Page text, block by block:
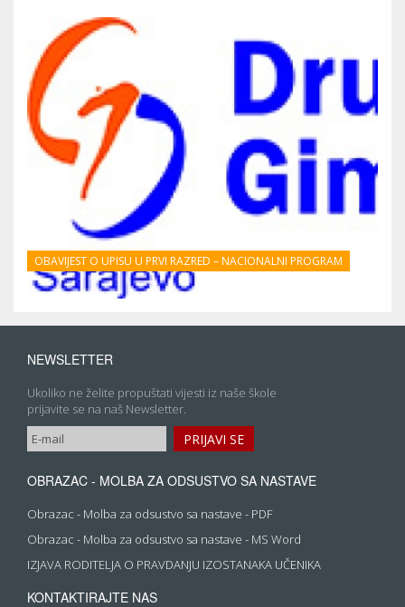
OBAVIJEST O UPISU U PRVI RAZRED – NACIONALNI PROGRAM
NEWSLETTER
Ukoliko ne želite propuštati vijesti iz naše škole
prijavite se na naš Newsletter.
OBRAZAC - MOLBA ZA ODSUSTVO SA NASTAVE
Obrazac - Molba za odsustvo sa nastave - PDF
Obrazac - Molba za odsustvo sa nastave - MS Word
IZJAVA RODITELJA O PRAVDANJU IZOSTANAKA UČENIKA
KONTAKTIRAJTE NAS